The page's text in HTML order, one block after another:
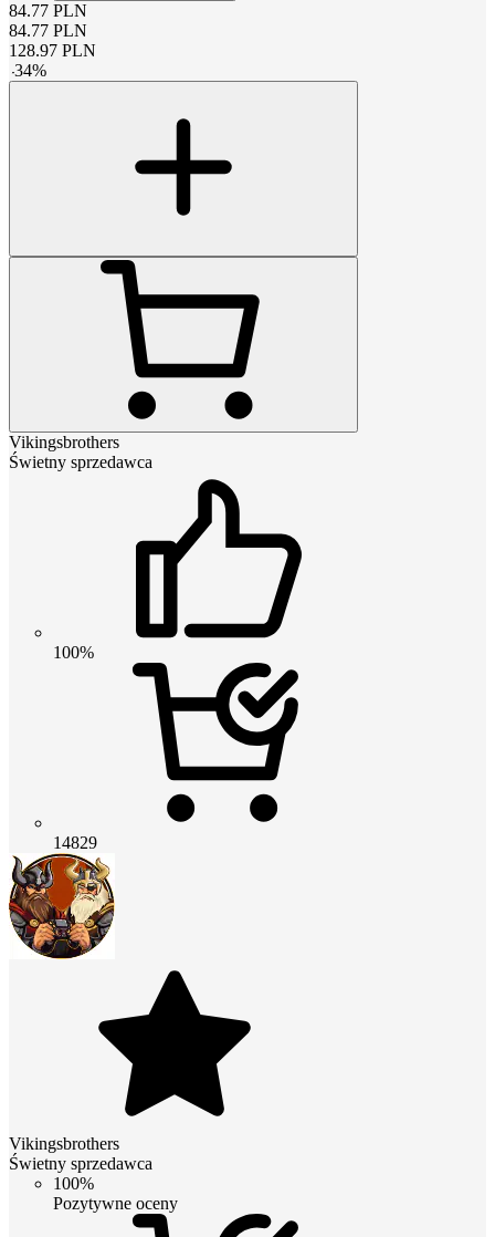
84.77 PLN
84.77 PLN
128.97 PLN
-34%
Vikingsbrothers
Świetny sprzedawca
100%
14829
Vikingsbrothers
Świetny sprzedawca
100%
Pozytywne oceny